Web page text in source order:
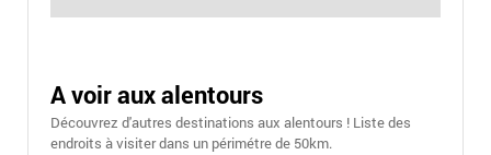
A voir aux alentours
Découvrez d'autres destinations aux alentours ! Liste des
endroits à visiter dans un périmétre de 50km.